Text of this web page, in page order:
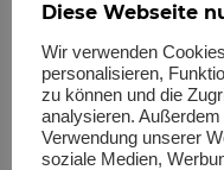
Diese Webseite
Wir verwenden
personalisieren,
zu können und die
analysieren.
Verwendung unserer
soziale Medien,